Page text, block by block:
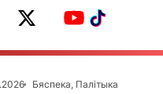
Бяспека, Палітыка